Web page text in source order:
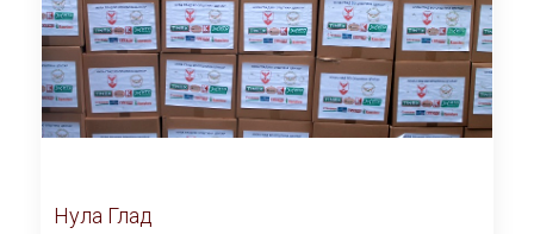
Нула Глад